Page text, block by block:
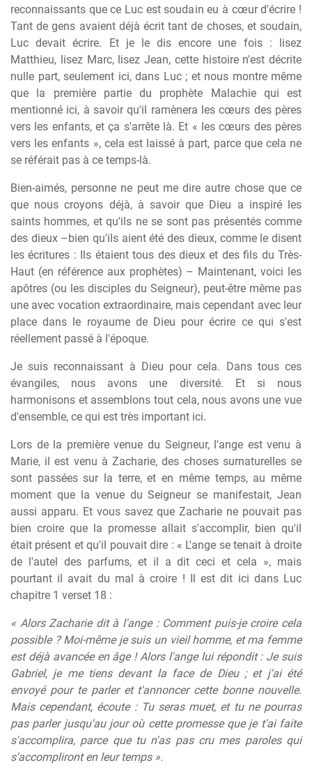
reconnaissants que ce Luc est soudain eu à cœur d'écrire !
Tant de gens avaient déjà écrit tant de choses, et soudain,
Luc devait écrire. Et je le dis encore une fois : lisez
Matthieu, lisez Marc, lisez Jean, cette histoire n'est décrite
nulle part, seulement ici, dans Luc ; et nous montre même
que la première partie du prophète Malachie qui est
mentionné ici, à savoir qu'il ramènera les cœurs des pères
vers les enfants, et ça s'arrête là. Et « les cœurs des pères
vers les enfants », cela est laissé à part, parce que cela ne
se référait pas à ce temps-là.
Bien-aimés, personne ne peut me dire autre chose que ce
que nous croyons déjà, à savoir que Dieu a inspiré les
saints hommes, et qu'ils ne se sont pas présentés comme
des dieux –bien qu'ils aient été des dieux, comme le disent
les écritures : Ils étaient tous des dieux et des fils du Très-
Haut (en référence aux prophètes) – Maintenant, voici les
apôtres (ou les disciples du Seigneur), peut-être même pas
une avec vocation extraordinaire, mais cependant avec leur
place dans le royaume de Dieu pour écrire ce qui s'est
réellement passé à l'époque.
Je suis reconnaissant à Dieu pour cela. Dans tous ces
évangiles, nous avons une diversité. Et si nous
harmonisons et assemblons tout cela, nous avons une vue
d'ensemble, ce qui est très important ici.
Lors de la première venue du Seigneur, l'ange est venu à
Marie, il est venu à Zacharie, des choses surnaturelles se
sont passées sur la terre, et en même temps, au même
moment que la venue du Seigneur se manifestait, Jean
aussi apparu. Et vous savez que Zacharie ne pouvait pas
bien croire que la promesse allait s'accomplir, bien qu'il
était présent et qu'il pouvait dire : « L'ange se tenait à droite
de l'autel des parfums, et il a dit ceci et cela », mais
pourtant il avait du mal à croire ! Il est dit ici dans Luc
chapitre 1 verset 18 :
« Alors Zacharie dit à l'ange : Comment puis-je croire cela
possible ? Moi-même je suis un vieil homme, et ma femme
est déjà avancée en âge ! Alors l'ange lui répondit : Je suis
Gabriel, je me tiens devant la face de Dieu ; et j'ai été
envoyé pour te parler et t'annoncer cette bonne nouvelle.
Mais cependant, écoute : Tu seras muet, et tu ne pourras
pas parler jusqu'au jour où cette promesse que je t'ai faite
s'accomplira, parce que tu n'as pas cru mes paroles qui
s'accompliront en leur temps ».